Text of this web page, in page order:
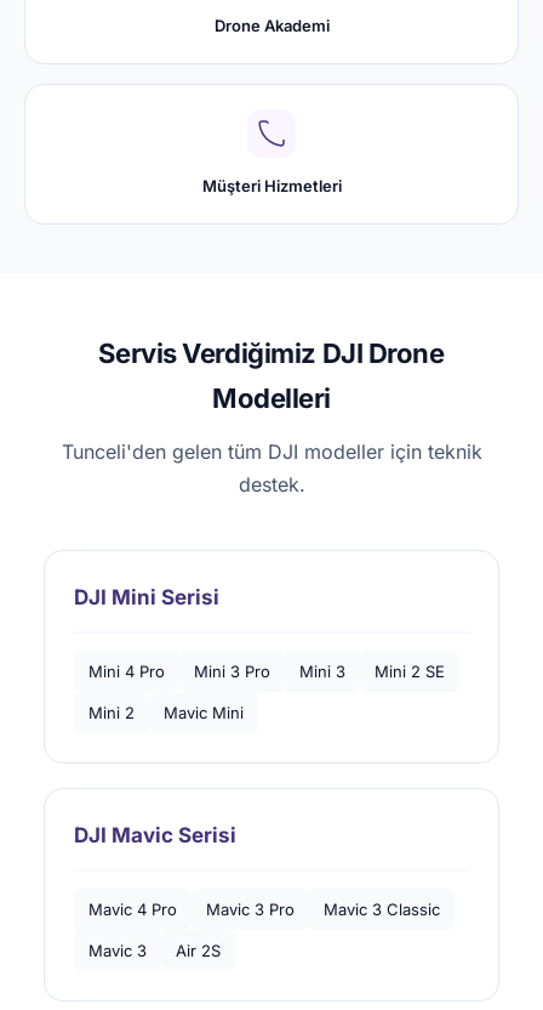
Drone Akademi
Müşteri Hizmetleri
Servis Verdiğimiz DJI Drone
Modelleri
Tunceli'den gelen tüm DJI modeller için teknik
destek.
DJI Mini Serisi
Mini 4 Pro Mini 3 Pro Mini 3 Mini 2 SE
Mini 2 Mavic Mini
DJI Mavic Serisi
Mavic 4 Pro Mavic 3 Pro Mavic 3 Classic
Mavic 3 Air 2S